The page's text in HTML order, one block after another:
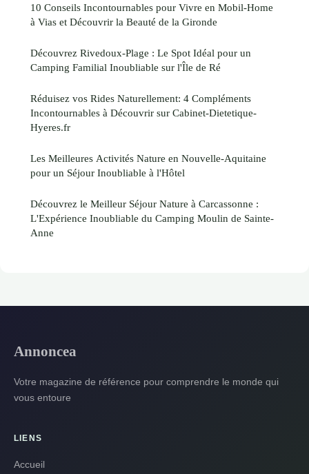
10 Conseils Incontournables pour Vivre en Mobil-Home
à Vias et Découvrir la Beauté de la Gironde
Découvrez Rivedoux-Plage : Le Spot Idéal pour un
Camping Familial Inoubliable sur l'Île de Ré
Réduisez vos Rides Naturellement: 4 Compléments
Incontournables à Découvrir sur Cabinet-Dietetique-
Hyeres.fr
Les Meilleures Activités Nature en Nouvelle-Aquitaine
pour un Séjour Inoubliable à l'Hôtel
Découvrez le Meilleur Séjour Nature à Carcassonne :
L'Expérience Inoubliable du Camping Moulin de Sainte-
Anne
Annoncea
Votre magazine de référence pour comprendre le monde qui
vous entoure
LIENS
Accueil